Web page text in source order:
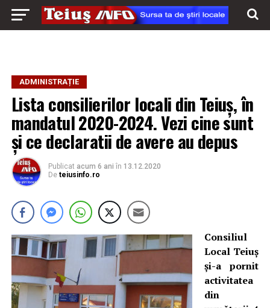
ADMINISTRAȚIE
Lista consilierilor locali din Teiuș, în
mandatul 2020-2024. Vezi cine sunt
și ce declaratii de avere au depus
Publicat acum 6 ani în 13.12.2020
De teiusinfo.ro
Consiliul
Local Teiuș
și-a pornit
activitatea
din